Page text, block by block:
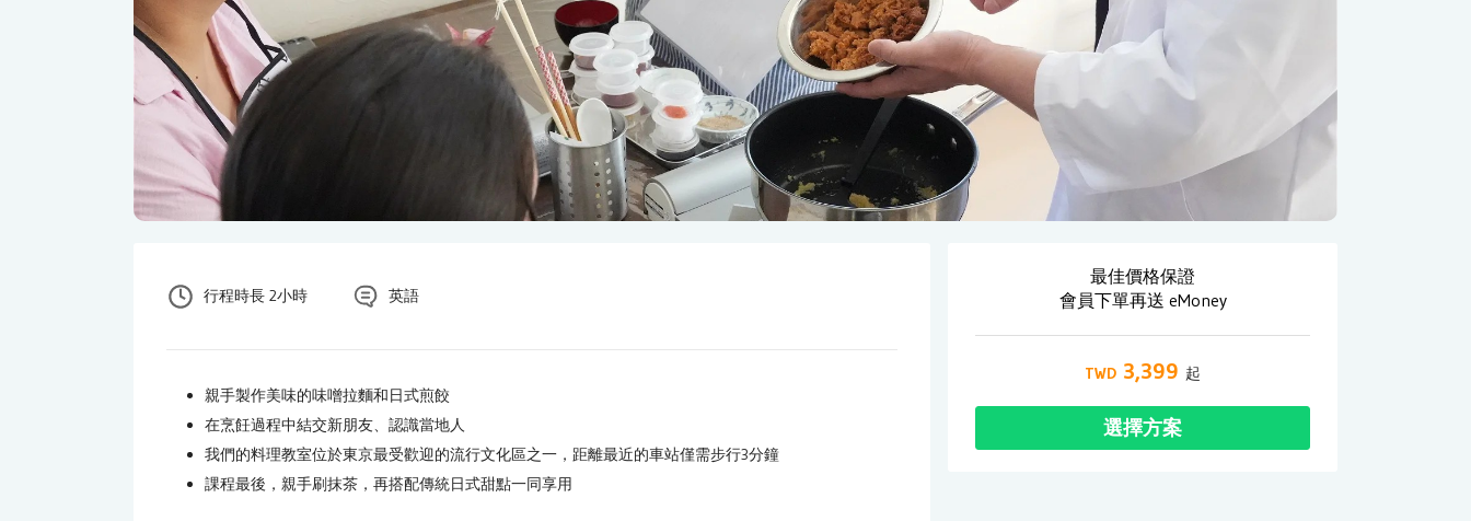
行程時長 2小時 英語
親手製作美味的味噌拉麵和日式煎餃
在烹飪過程中結交新朋友、認識當地人
我們的料理教室位於東京最受歡迎的流行文化區之一，距離最近的車站僅需步行3分鐘
課程最後，親手刷抹茶，再搭配傳統日式甜點一同享用
最佳價格保證
會員下單再送 eMoney
3,399
選擇方案